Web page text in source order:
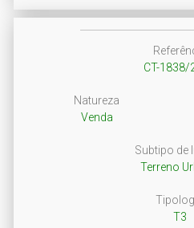
CT-1838/
Natureza
Venda
Subtipo de
Terreno
T3